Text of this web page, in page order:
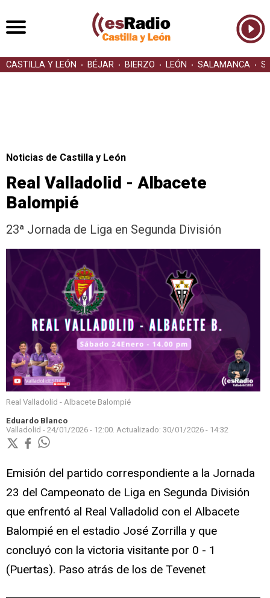
CASTILLA Y LEÓN BÉJAR BIERZO LEÓN SALAMANCA
Noticias de Castilla y León
Real Valladolid - Albacete
Balompié
23ª Jornada de Liga en Segunda División
Real Valladolid - Albacete Balompié
Eduardo Blanco
Valladolid - 24/01/2026 - 12:00. Actualizado: 30/01/2026 - 14:32
Emisión del partido correspondiente a la Jornada
23 del Campeonato de Liga en Segunda División
que enfrentó al Real Valladolid con el Albacete
Balompié en el estadio José Zorrilla y que
concluyó con la victoria visitante por 0 - 1
(Puertas). Paso atrás de los de Tevenet